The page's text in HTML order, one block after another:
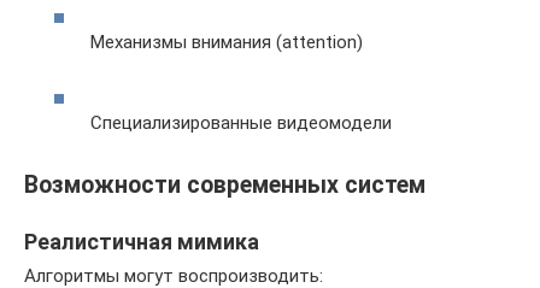
Механизмы внимания (attention)
Специализированные видеомодели
Возможности современных систем
Реалистичная мимика
Алгоритмы могут воспроизводить: